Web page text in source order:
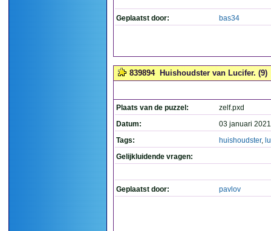
Geplaatst door: bas34
839894 Huishoudster van Lucifer. (9)
Plaats van de puzzel:
zelf.pxd
Datum:
03 januari
Tags:
huishoudster,
Gelijkluidende vragen:
Geplaatst door: pavlov